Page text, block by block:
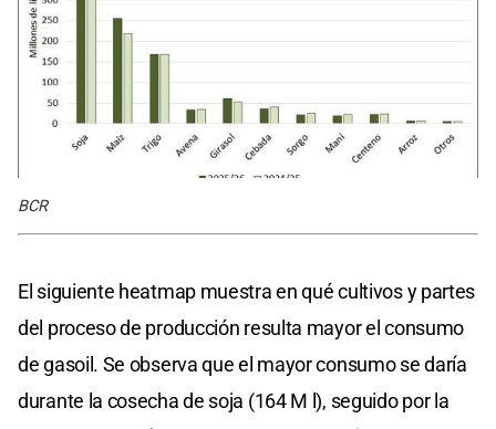
BCR
El siguiente heatmap muestra en qué cultivos y partes
del proceso de producción resulta mayor el consumo
de gasoil. Se observa que el mayor consumo se daría
durante la cosecha de soja (164 M l), seguido por la